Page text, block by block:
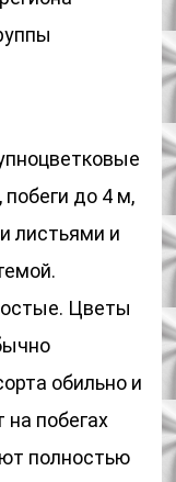
до 4 м,
листьями и
Цветы
обильно и
на побегах
полностью